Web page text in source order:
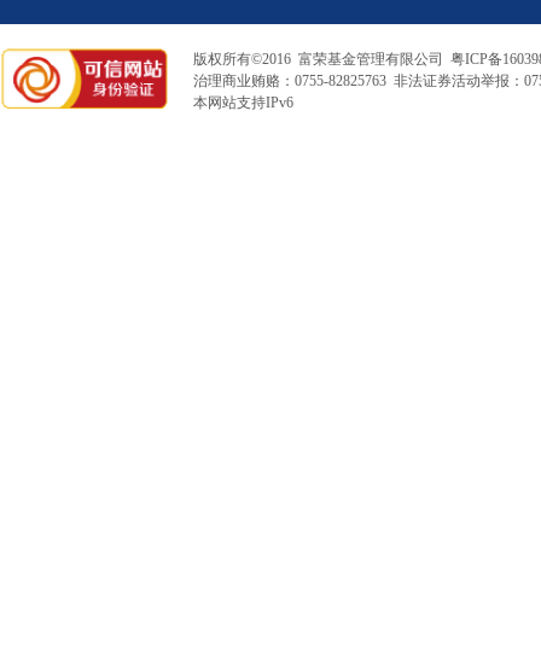
版权所有©2016 富荣基金管理有限公司 粤ICP备
治理商业贿赂：0755-82825763 非法证券活动举报：
本网站支持IPv6